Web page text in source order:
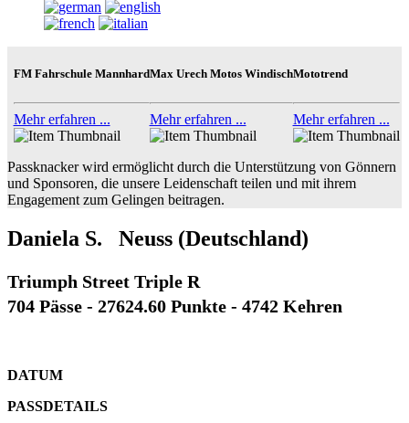
FM Fahrschule Mannhard
Mehr erfahren ...
Max Urech Motos Windisch
Mehr erfahren ...
Mototrend
Mehr erfahren ...
Passknacker wird ermöglicht durch die Unterstützung von Gönnern
und Sponsoren, die unsere Leidenschaft teilen und mit ihrem
Engagement zum Gelingen beitragen.
Daniela S. Neuss (Deutschland)
Triumph Street Triple R
704 Pässe - 27624.60 Punkte - 4742 Kehren
DATUM
PASSDETAILS